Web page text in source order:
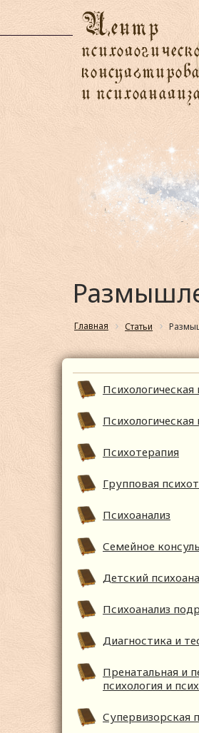
Главная Статьи
Психологическая
Психотерапия
Групповая
Психоанализ
Семейное
Детский
Психоанализ
Диагностика и
Пренатальная и
психология и
Супервизорская